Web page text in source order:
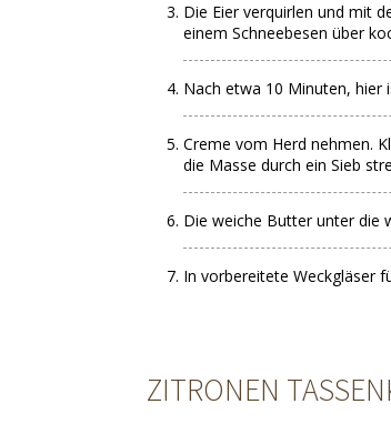
Die Eier verquirlen und mit
einem Schneebesen über
Nach etwa 10 Minuten, hier
Creme vom Herd nehmen.
die Masse durch ein Sieb
Die weiche Butter unter die
In vorbereitete Weckgläser
ZITRONEN